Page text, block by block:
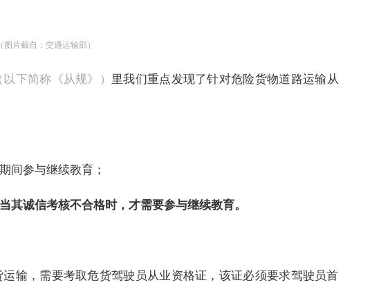
（图片截自：交通运输部）
以下简称《从规》） 里我们重点发现了针对危险货物道路运输从
间参与继续教育；
诚信考核不合格时，才需要参与继续教育。
输，需要考取危货驾驶员从业资格证，该证必须要求驾驶员首